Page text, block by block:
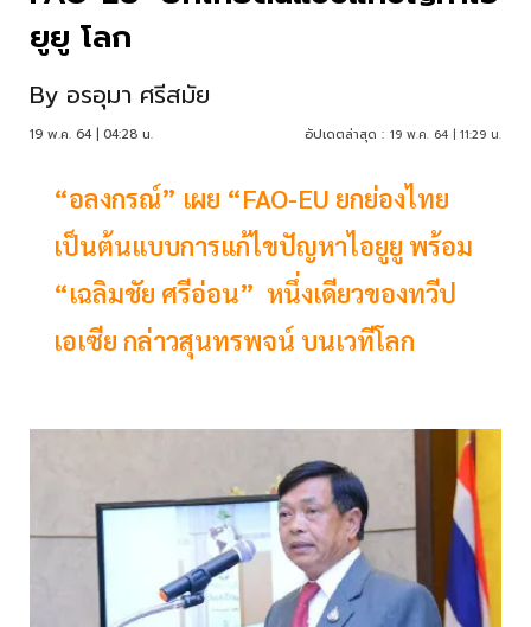
ยูยู โลก
By อรอุมา ศรีสมัย
19 พ.ค. 64 | 04:28 น. อัปเดตล่าสุด : 19 พ.ค. 64 | 11:29 น.
​​​​​​​“อลงกรณ์” เผย “FAO-EU ยกย่องไทย
เป็นต้นแบบการแก้ไขปัญหาไอยูยู พร้อม
“เฉลิมชัย ศรีอ่อน” หนึ่งเดียวของทวีป
เอเซีย กล่าวสุนทรพจน์ บนเวทีโลก